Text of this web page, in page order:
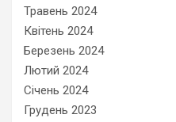
Травень 2024
Квітень 2024
Березень 2024
Лютий 2024
Січень 2024
Грудень 2023